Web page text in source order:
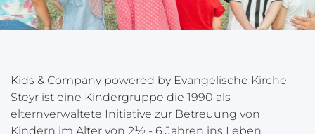
Kids & Company powered by Evangelische Kirche
Steyr ist eine Kindergruppe die 1990 als
elternverwaltete Initiative zur Betreuung von
Kindern im Alter von 2½ - 6 Jahren ins Leben